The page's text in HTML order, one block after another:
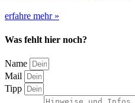
erfahre mehr »
Was fehlt hier noch?
Name
Mail
Tipp